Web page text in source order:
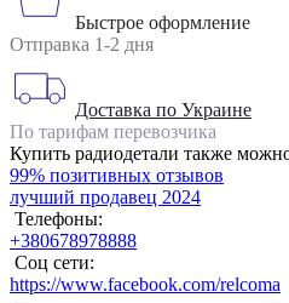
Быстрое оформление
Отправка 1-2 дня
Доставка по Украине
По тарифам перевозчика
Купить радиодетали также
99% позитивных отзывов
лучший продавец 2024
Телефоны:
+380678978888
Соц сети:
https://www.facebook.com/relcoma